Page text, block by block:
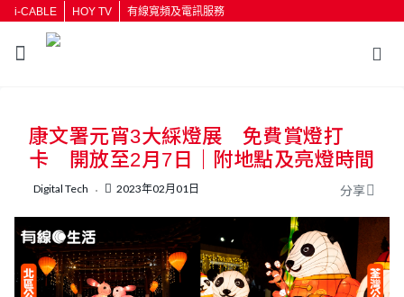
i-CABLE HOY TV 有線寬頻及電訊服務
康文署元宵3大綵燈展 免費賞燈打
卡 開放至2月7日｜附地點及亮燈時間
Digital Tech 2023年02月01日 分享